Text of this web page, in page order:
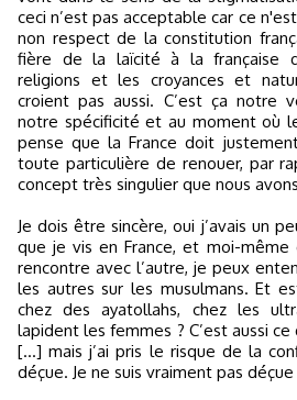
ceci n’est pas acceptable car ce
non respect de la constitution
fière de la laïcité à la française
religions et les croyances et
croient pas aussi. C’est ça notre
notre spécificité et au moment où
pense que la France doit
toute particulière de renouer, par
concept très singulier que nous
Je dois être sincère, oui j’avais un
que je vis en France, et moi-
rencontre avec l’autre, je peux
les autres sur les musulmans. Et
chez des ayatollahs, chez les
lapident les femmes ? C’est aussi ce
[…] mais j’ai pris le risque de la
déçue. Je ne suis vraiment pas déçue